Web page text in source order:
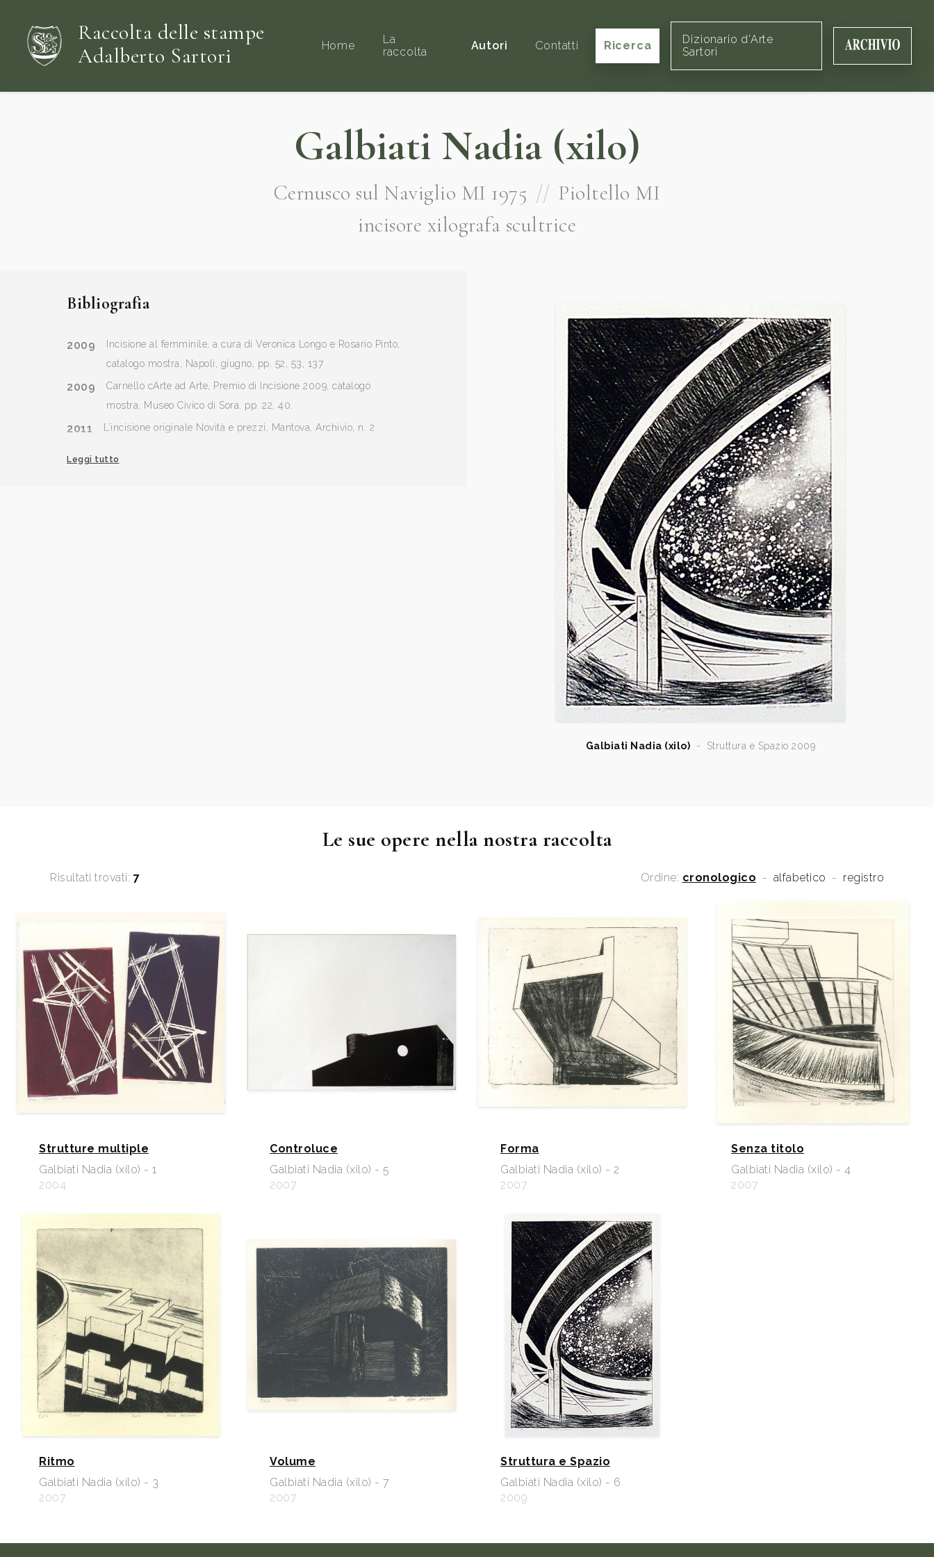
Raccolta delle stampe
Adalberto Sartori
Home
La
raccolta
Autori Contatti Ricerca
Dizionario d'Arte
Sartori
Galbiati Nadia (xilo)
Cernusco sul Naviglio MI 1975 // Pioltello MI
incisore xilografa scultrice
Bibliografia
2009
Incisione al femminile, a cura di Veronica Longo e Rosario Pinto,
catalogo mostra, Napoli, giugno, pp. 52, 53, 137
2009
Carnello cArte ad Arte, Premio di Incisione 2009, catalogo
mostra, Museo Civico di Sora, pp. 22, 40.
2011
L’incisione originale Novità e prezzi, Mantova, Archivio, n. 2
Leggi tutto
Galbiati Nadia (xilo) - Struttura e Spazio 2009
Le sue opere nella nostra raccolta
Risultati trovati: 7 Ordine: cronologico - alfabetico - registro
Strutture multiple
Galbiati Nadia (xilo) - 1
2004
Controluce
Galbiati Nadia (xilo) - 5
2007
Forma
Galbiati Nadia (xilo) - 2
2007
Senza titolo
Galbiati Nadia (xilo) - 4
2007
Ritmo
Galbiati Nadia (xilo) - 3
2007
Volume
Galbiati Nadia (xilo) - 7
2007
Struttura e Spazio
Galbiati Nadia (xilo) - 6
2009